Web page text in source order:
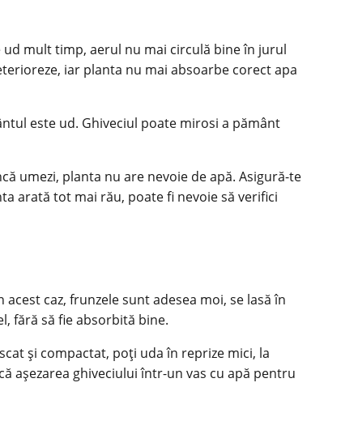
mult timp, aerul nu mai circulă bine în jurul
iar planta nu mai absoarbe corect apa
este ud. Ghiveciul poate mirosi a pământ
umezi, planta nu are nevoie de apă. Asigură-te
arată tot mai rău, poate fi nevoie să verifici
caz, frunzele sunt adesea moi, se lasă în
fără să fie absorbită bine.
și compactat, poți uda în reprize mici, la
așezarea ghiveciului într-un vas cu apă pentru